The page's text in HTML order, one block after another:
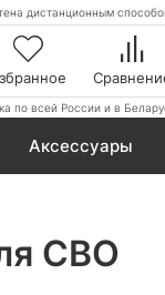
дистанционным
по всей России и в
Аксессуары
СВО